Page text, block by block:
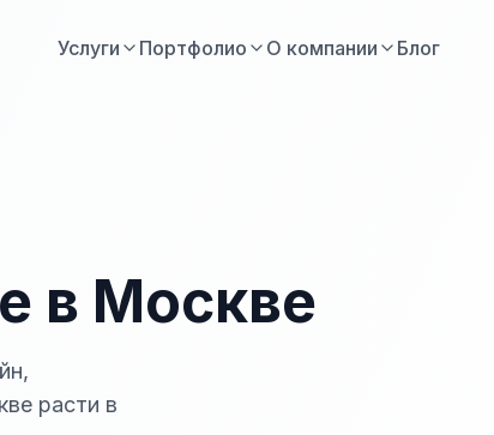
Услуги Портфолио О компании Блог
в Москве
расти в